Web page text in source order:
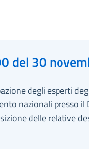
del 30
degli esperti
nazionali presso
delle relative